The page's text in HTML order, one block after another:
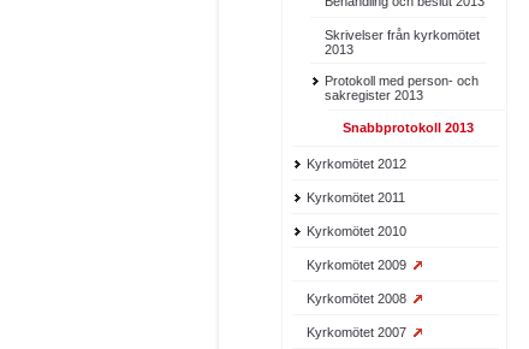
Skrivelser från kyrkomötet
2013
Protokoll med person- och
sakregister 2013
Snabbprotokoll 2013
Kyrkomötet 2012
Kyrkomötet 2011
Kyrkomötet 2010
Kyrkomötet 2009
Kyrkomötet 2008
Kyrkomötet 2007